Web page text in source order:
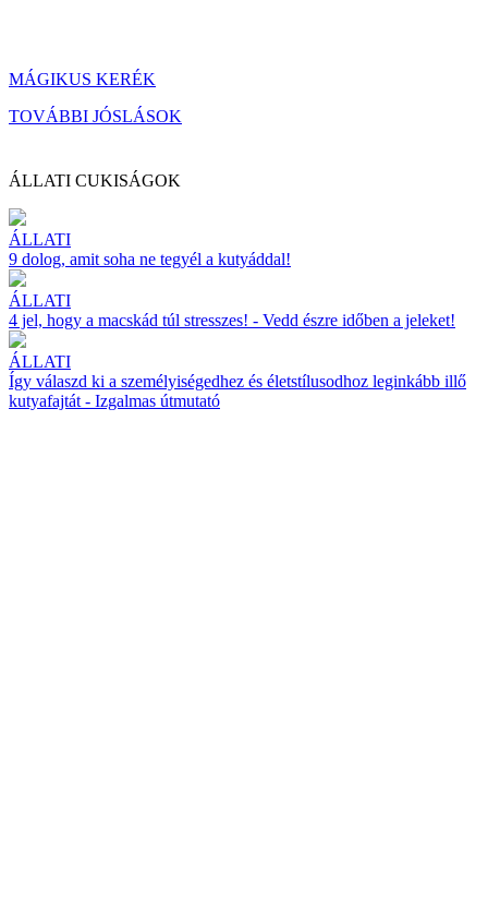
MÁGIKUS KERÉK
TOVÁBBI JÓSLÁSOK
ÁLLATI CUKISÁGOK
ÁLLATI
9 dolog, amit soha ne tegyél a kutyáddal!
ÁLLATI
4 jel, hogy a macskád túl stresszes! - Vedd észre időben a jeleket!
ÁLLATI
Így válaszd ki a személyiségedhez és életstílusodhoz leginkább illő
kutyafajtát - Izgalmas útmutató